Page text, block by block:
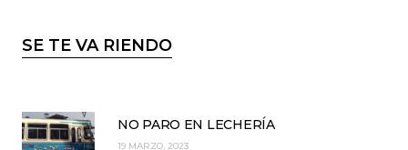
SE TE VA RIENDO
NO PARO EN LECHERÍA
19 MARZO, 2023